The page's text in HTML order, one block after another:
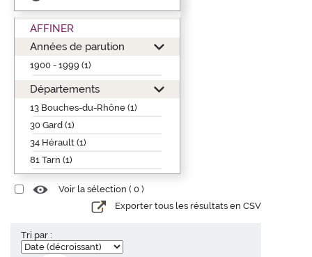
AFFINER
Années de parution
1900 - 1999 (1)
Départements
13 Bouches-du-Rhône (1)
30 Gard (1)
34 Hérault (1)
81 Tarn (1)
Voir la sélection ( 0 )
Exporter tous les résultats en CSV
Tri par :